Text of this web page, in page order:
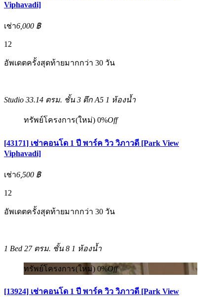
Viphavadi]
เช่า6,000 ฿
12
อัพเดตครั้งสุดท้ายมากกว่า 30 วัน
Studio 33.14 ตรม. ชั้น 3 ตึก A5 1 ห้องน้ำ
ทรัพย์โครงการ(ใหม่) 0%Off
[43171] เช่าคอนโด 1 ปี พาร์ค วิว วิภาวดี [Park View
Viphavadi]
เช่า6,500 ฿
12
อัพเดตครั้งสุดท้ายมากกว่า 30 วัน
1 Bed 27 ตรม. ชั้น 8 1 ห้องน้ำ
ทรัพย์โครงการ(ใหม่) 0%Off
[13924] เช่าคอนโด 1 ปี พาร์ค วิว วิภาวดี [Park View